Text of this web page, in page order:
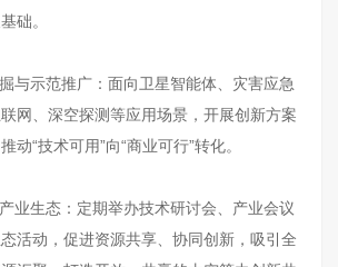
础。
与示范推广：面向卫星智能体、灾害应急
网、深空探测等应用场景，开展创新方案
动“技术可用”向“商业可行”转化。
业生态：定期举办技术研讨会、产业会议
活动，促进资源共享、协同创新，吸引全